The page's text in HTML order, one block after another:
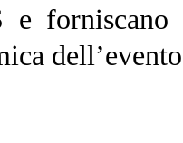
forniscano